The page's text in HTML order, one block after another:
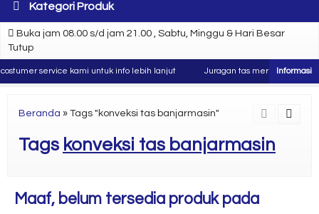
Kategori Produk
Buka jam 08.00 s/d jam 21.00 , Sabtu, Minggu & Hari Besar
Tutup
service kami untuk info lebih lanjut Juragan tas merupakan
Beranda » Tags "konveksi tas banjarmasin"
Tags konveksi tas banjarmasin
Maaf, belum tersedia produk pada